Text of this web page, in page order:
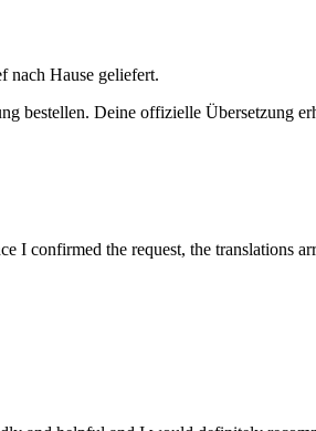
nach Hause geliefert.
bestellen. Deine offizielle Übersetzung
I confirmed the request, the translations